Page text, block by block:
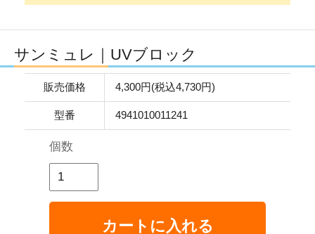
サンミュレ｜UVブロック
販売価格 4,300円(税込4,730円)
型番 4941010011241
個数
カートに入れる